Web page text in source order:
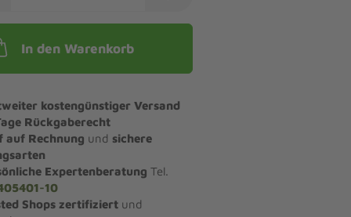
In den Warenkorb
kostengünstiger Versand
Rückgaberecht
auf Rechnung und sichere
Expertenberatung Tel.
10
Shops zertifiziertund